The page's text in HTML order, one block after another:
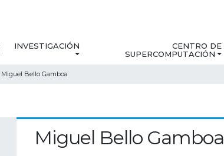
INVESTIGACIÓN
CENTRO DE
SUPERCOMPUTACIÓN
Miguel Bello Gamboa
Miguel Bello Gamboa